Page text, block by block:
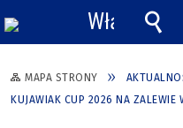
MAPA STRONY
KUJAWIAK CUP 2026 NA ZALEWIE
Włącz